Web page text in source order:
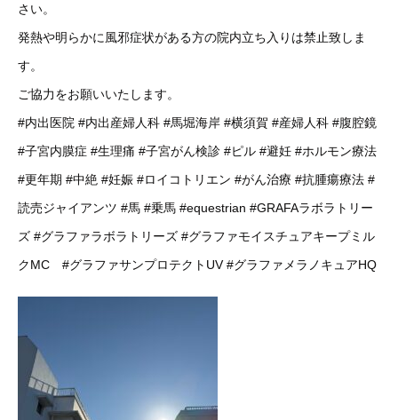
さい。
発熱や明らかに風邪症状がある方の院内立ち入りは禁止致しま
す。
ご協力をお願いいたします。
#内出医院 #内出産婦人科 #馬堀海岸 #横須賀 #産婦人科 #腹腔鏡
#子宮内膜症 #生理痛 #子宮がん検診 #ピル #避妊 #ホルモン療法
#更年期 #中絶 #妊娠 #ロイコトリエン #がん治療 #抗腫瘍療法 #
読売ジャイアンツ #馬 #乗馬 #equestrian #GRAFAラボラトリー
ズ #グラファラボラトリーズ #グラファモイスチュアキープミル
クMC
#グラファサンプロテクトUV #グラファメラノキュアHQ